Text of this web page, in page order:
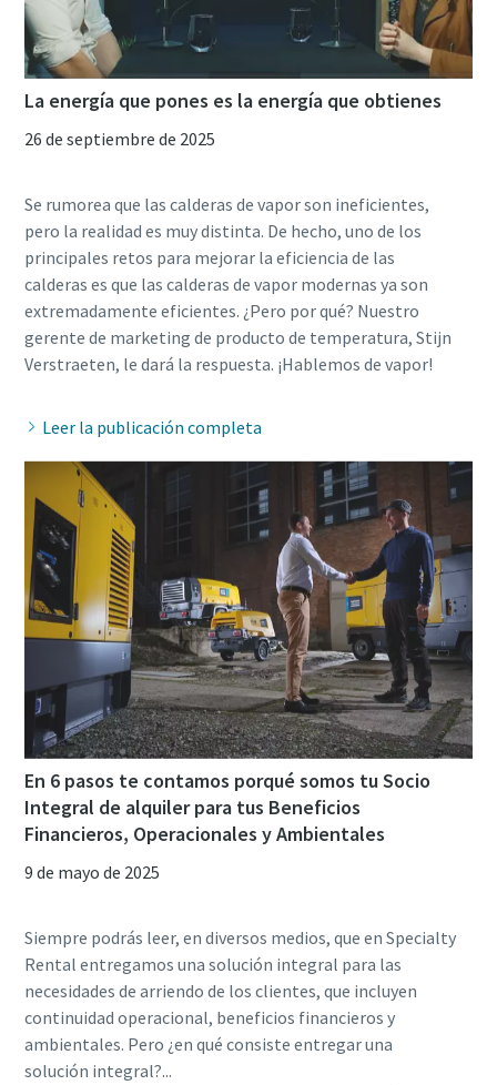
La energía que pones es la energía que obtienes
26 de septiembre de 2025
Se rumorea que las calderas de vapor son ineficientes,
pero la realidad es muy distinta. De hecho, uno de los
principales retos para mejorar la eficiencia de las
calderas es que las calderas de vapor modernas ya son
extremadamente eficientes. ¿Pero por qué? Nuestro
gerente de marketing de producto de temperatura, Stijn
Leer la publicación completa
En 6 pasos te contamos porqué somos tu Socio
Integral de alquiler para tus Beneficios
Financieros, Operacionales y Ambientales
9 de mayo de 2025
Siempre podrás leer, en diversos medios, que en Specialty
Rental entregamos una solución integral para las
necesidades de arriendo de los clientes, que incluyen
continuidad operacional, beneficios financieros y
ambientales. Pero ¿en qué consiste entregar una
solución integral?...